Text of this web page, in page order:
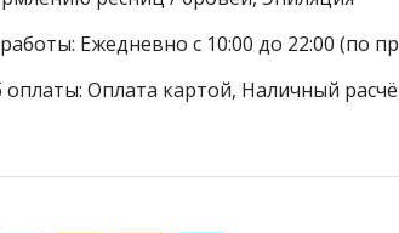
Ежедневно с 10:00 до 22:00 (по
оплаты: Оплата картой, Наличный